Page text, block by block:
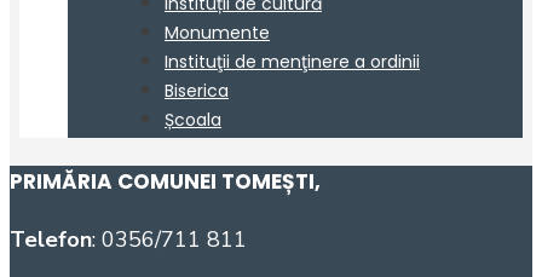
PRIMĂRIA COMUNEI TOMEȘTI,
Telefon: 0356/711 811